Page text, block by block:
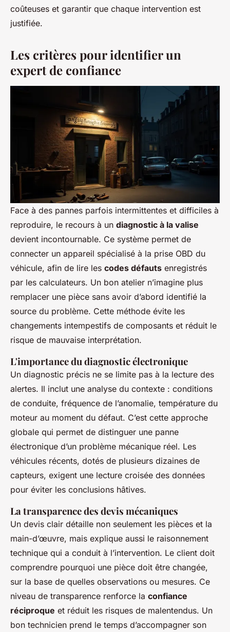
coûteuses et garantir que chaque intervention est
justifiée.
Les critères pour identifier un
expert de confiance
Face à des pannes parfois intermittentes et difficiles à
reproduire, le recours à un diagnostic à la valise
devient incontournable. Ce système permet de
connecter un appareil spécialisé à la prise OBD du
véhicule, afin de lire les codes défauts enregistrés
par les calculateurs. Un bon atelier n’imagine plus
remplacer une pièce sans avoir d’abord identifié la
source du problème. Cette méthode évite les
changements intempestifs de composants et réduit le
risque de mauvaise interprétation.
L'importance du diagnostic électronique
Un diagnostic précis ne se limite pas à la lecture des
alertes. Il inclut une analyse du contexte : conditions
de conduite, fréquence de l’anomalie, température du
moteur au moment du défaut. C’est cette approche
globale qui permet de distinguer une panne
électronique d’un problème mécanique réel. Les
véhicules récents, dotés de plusieurs dizaines de
capteurs, exigent une lecture croisée des données
pour éviter les conclusions hâtives.
La transparence des devis mécaniques
Un devis clair détaille non seulement les pièces et la
main-d’œuvre, mais explique aussi le raisonnement
technique qui a conduit à l’intervention. Le client doit
comprendre pourquoi une pièce doit être changée,
sur la base de quelles observations ou mesures. Ce
niveau de transparence renforce la confiance
réciproque et réduit les risques de malentendus. Un
bon technicien prend le temps d’accompagner son